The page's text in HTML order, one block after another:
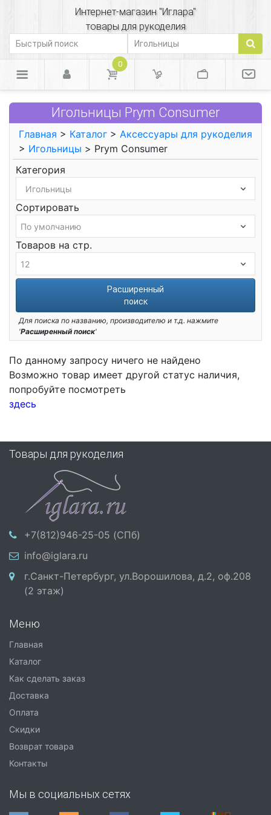
Интернет-магазин "Иглара"
товары для рукоделия
0
Игольницы Prym Consumer
Главная > Каталог > Аксессуары для рукоделия
> Игольницы > Prym Consumer
Категория
Сортировать
Товаров на стр.
Расширенный
поиск
Для поиска по названию, производителю и т.д. нажмите
'Расширенный поиск'
По данному запросу ничего не найдено
Возможно товар имеет другой статус наличия,
попробуйте посмотреть
здесь
Товары для рукоделия
+7(812)946-25-05 (СПб)
info@iglara.ru
г.Санкт-Петербург, ул.Ворошилова, д.2, оф.208
(2 этаж)
Меню
Главная
Каталог
Как сделать заказ
Доставка
Оплата
Скидки
Возврат товара
Контакты
Мы в социальных сетях